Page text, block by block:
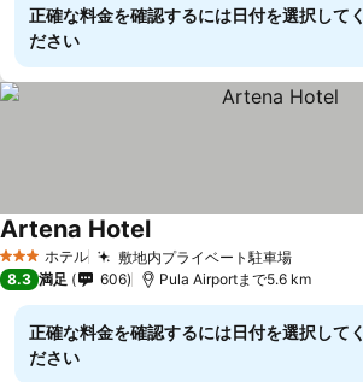
正確な料金を確認するには日付を選択してく
ださい
3 ホテルのランク
ホテル 敷地内プライベート駐車場
Artena Hotel
8.3 満足 606 Pula Airportまで5.6 km
正確な料金を確認するには日付を選択してく
ださい